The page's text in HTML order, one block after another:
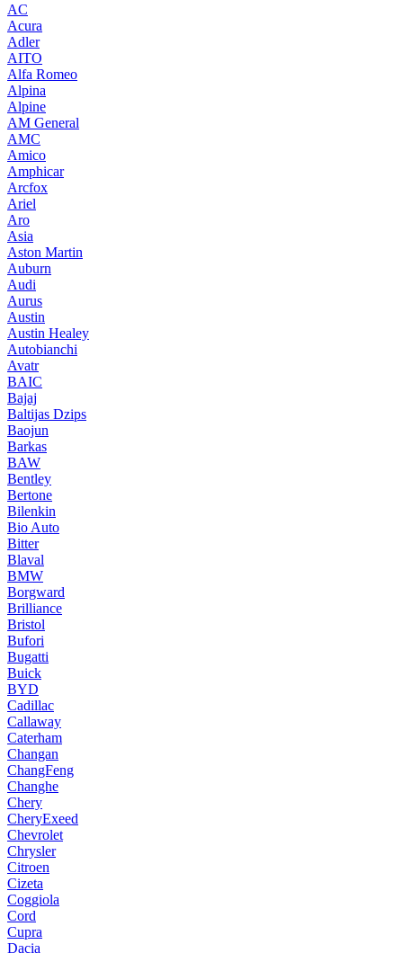
AC
Acura
Adler
AITO
Alfa Romeo
Alpina
Alpine
AM General
AMC
Amico
Amphicar
Arcfox
Ariel
Aro
Asia
Aston Martin
Auburn
Audi
Aurus
Austin
Austin Healey
Autobianchi
Avatr
BAIC
Bajaj
Baltijas Dzips
Baojun
Barkas
BAW
Bentley
Bertone
Bilenkin
Bio Auto
Bitter
Blaval
BMW
Borgward
Brilliance
Bristol
Bufori
Bugatti
Buick
BYD
Cadillac
Callaway
Caterham
Changan
ChangFeng
Changhe
Chery
CheryExeed
Chevrolet
Chrysler
Citroen
Cizeta
Coggiola
Cord
Cupra
Dacia